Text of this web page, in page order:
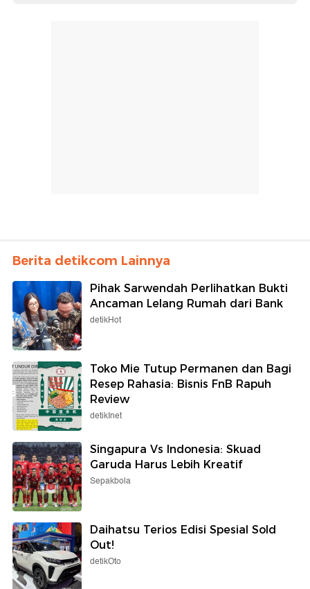
Berita detikcom Lainnya
Pihak Sarwendah Perlihatkan Bukti
Ancaman Lelang Rumah dari Bank
detikHot
Toko Mie Tutup Permanen dan Bagi
Resep Rahasia: Bisnis FnB Rapuh
Review
detikInet
Singapura Vs Indonesia: Skuad
Garuda Harus Lebih Kreatif
Sepakbola
Daihatsu Terios Edisi Spesial Sold
Out!
detikOto